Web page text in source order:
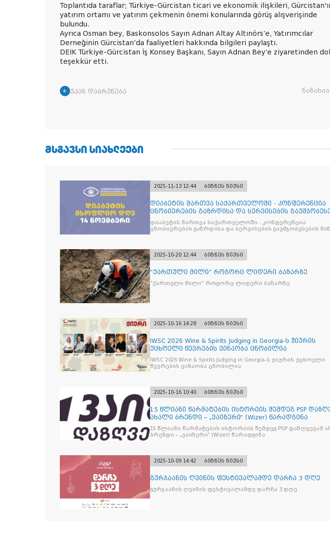
Toplantıda taraflar; Türkiye-Gürcistan ticari ve ekonomik ilişkileri,
yatırım ortamı ve yatırım çekmenin önemi konularında görüş alışverişinde
bulundu.
Ayrıca Osman bey, Baskonsolos Sayın Adnan Altay Altınörs’e, Yatırımcılar
Derneğinin Gürcistan’da faaliyetleri hakkında bilgileri paylaştı.
DEIK Türkiye-Gürcistan İş Konsey Başkanı, Sayın Adnan Bey’e ziyaretinden
teşekkür etti.
უკან დაბრუნება
ᲛᲡᲒᲐᲕᲡᲘ ᲡᲘᲐᲮᲚᲔᲔᲑᲘ
2025-11-13 12:44 ბიზნეს ნიუსი
დიაბეტის მართვა საქართველოში - კონფერენცია
ცნობიერების გაზრდისა და სერვისების
მიზნით
დიაბეტის მართვა საქართველოში - კონფერენცია
ცნობიერების გაზრდისა და სერვისების გაუმჯობესების
2025-10-20 12:44 ბიზნეს ნიუსი
“ქართული მილი” როგორც ლიდერი ბაზარზე
“ქართული მილი” როგორც ლიდერი ბაზარზე
2025-10-16 14:28 ბიზნეს ნიუსი
IWSC 2026 Wine & Spirits Judging in Georgia-ს ჟიურის
უცხოელი წევრების ვინაობა ცნობილია
IWSC 2026 Wine & Spirits Judging in Georgia-ს ჟიურის უცხოელი
წევრების ვინაობა ცნობილია
2025-10-16 10:40 ბიზნეს ნიუსი
15 წლიანი წარმატების ისტორიის შემდეგ PSP
ახალი ბრენდი – „ვაიზერი“ (Wizer) წარადგინა
15 წლიანი წარმატების ისტორიის შემდეგ PSP დაზღვევამ
ბრენდი – „ვაიზერი“ (Wizer) წარადგინა
2025-10-09 14:42 ბიზნეს ნიუსი
გურჯაანის ღვინის ფესტივალამდე დარჩა 3 დღე
გურჯაანის ღვინის ფესტივალამდე დარჩა 3 დღე